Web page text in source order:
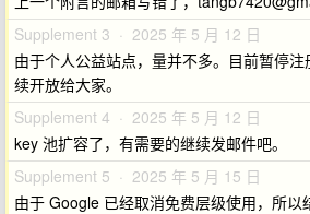
Supplement 3 · 2025 年 5 月 12 日
由于个人公益站点，量并不多。目前暂停
续开放给大家。
Supplement 4 · 2025 年 5 月 12 日
key 池扩容了，有需要的继续发邮件吧。
Supplement 5 · 2025 年 5 月 15 日
由于 Google 已经取消免费层级使用，所以